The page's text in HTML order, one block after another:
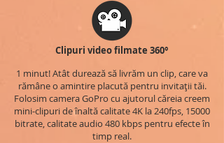
Clipuri video filmate 360°
1 minut! Atât durează să livrăm un clip, care va
rămâne o amintire placută pentru invitații tăi.
Folosim camera GoPro cu ajutorul căreia creem
mini-clipuri de înaltă calitate 4K la 240fps, 15000
bitrate, calitate audio 480 kbps pentru efecte în
timp real.